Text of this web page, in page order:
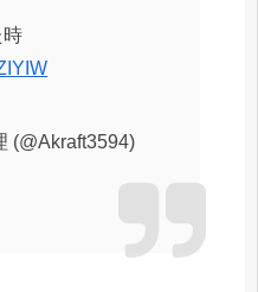
時
(@Akraft3594)